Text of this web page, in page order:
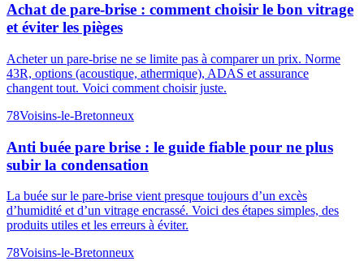
Achat de pare-brise : comment choisir le bon vitrage
et éviter les pièges
Acheter un pare-brise ne se limite pas à comparer un prix. Norme
43R, options (acoustique, athermique), ADAS et assurance
changent tout. Voici comment choisir juste.
78Voisins-le-Bretonneux
Anti buée pare brise : le guide fiable pour ne plus
subir la condensation
La buée sur le pare-brise vient presque toujours d’un excès
d’humidité et d’un vitrage encrassé. Voici des étapes simples, des
produits utiles et les erreurs à éviter.
78Voisins-le-Bretonneux